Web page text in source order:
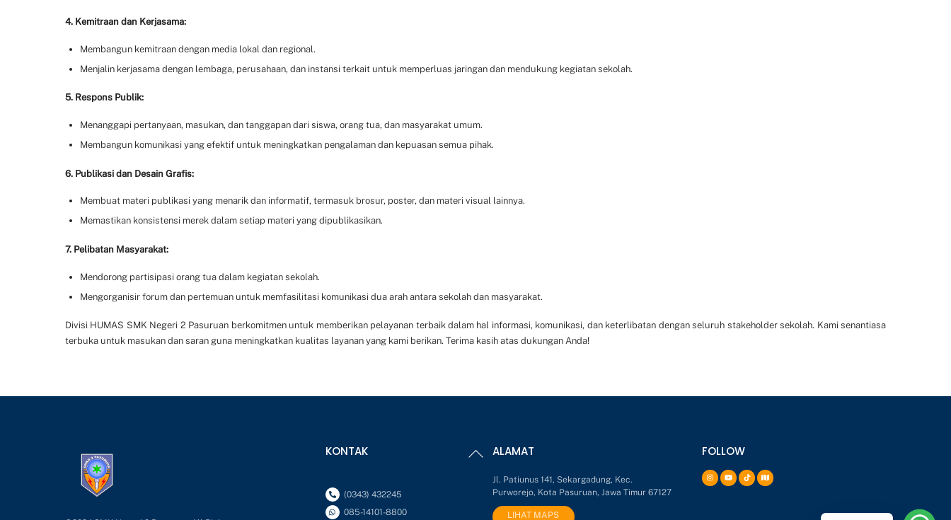
4. Kemitraan dan Kerjasama:
Membangun kemitraan dengan media lokal dan regional.
Menjalin kerjasama dengan lembaga, perusahaan, dan instansi terkait untuk memperluas jaringan dan mendukung kegiatan sekolah.
5. Respons Publik:
Menanggapi pertanyaan, masukan, dan tanggapan dari siswa, orang tua, dan masyarakat umum.
Membangun komunikasi yang efektif untuk meningkatkan pengalaman dan kepuasan semua pihak.
6. Publikasi dan Desain Grafis:
Membuat materi publikasi yang menarik dan informatif, termasuk brosur, poster, dan materi visual lainnya.
Memastikan konsistensi merek dalam setiap materi yang dipublikasikan.
7. Pelibatan Masyarakat:
Mendorong partisipasi orang tua dalam kegiatan sekolah.
Mengorganisir forum dan pertemuan untuk memfasilitasi komunikasi dua arah antara sekolah dan masyarakat.
Divisi HUMAS SMK Negeri 2 Pasuruan berkomitmen untuk memberikan pelayanan terbaik dalam hal informasi, komunikasi, dan keterlibatan dengan seluruh stakeholder sekolah. Kami senantiasa
terbuka untuk masukan dan saran guna meningkatkan kualitas layanan yang kami berikan. Terima kasih atas dukungan Anda!
Back
To
KONTAK
(0343) 432245
085-14101-8800
ALAMAT
Jl. Patiunus 141, Sekargadung, Kec.
Purworejo, Kota Pasuruan, Jawa Timur 67127
LIHAT MAPS
FOLLOW